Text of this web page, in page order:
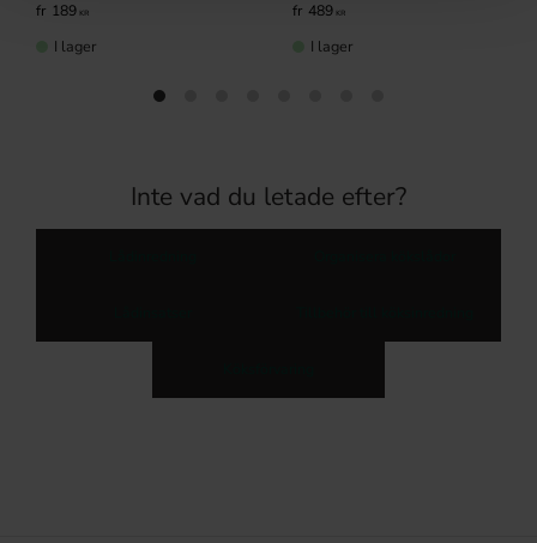
189KR
I lager
489KR
I lager
Inte vad du letade efter?